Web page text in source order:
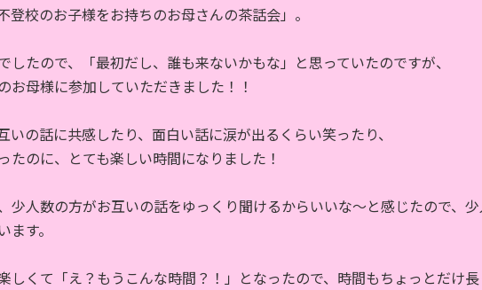
日
登校のお子様をお持ちのお母さんの茶話会」。
したので、「最初だし、誰も来ないかもな」と思っていたのですが、
お母様に参加していただきました！！
いの話に共感したり、面白い話に涙が出るくらい笑ったり、
たのに、とても楽しい時間になりました！
少人数の方がお互いの話をゆっくり聞けるからいいな～と感じたので、
ます。
しくて「え？もうこんな時間？！」となったので、時間もちょっとだけ長